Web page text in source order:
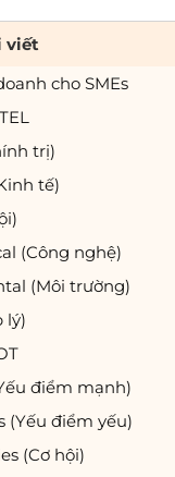
viết
cho SMEs
trị)
tế)
(Công nghệ)
(Môi trường)
lý)
điểm mạnh)
(Yếu điểm yếu)
(Cơ hội)